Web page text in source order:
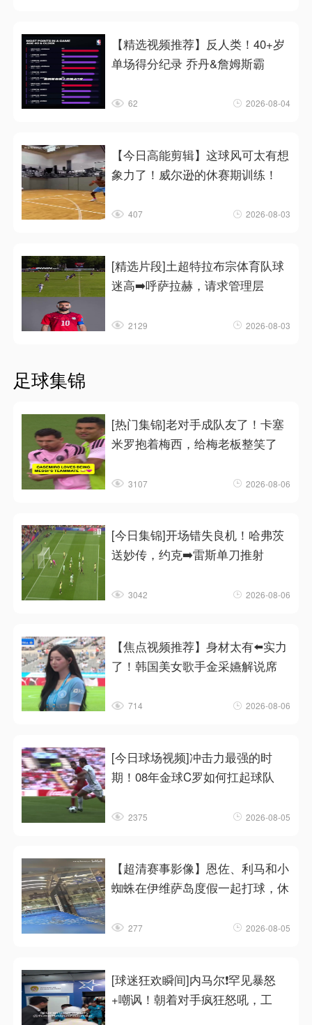
【精选视频推荐】反人类！40+岁
单场得分纪录 乔丹&詹姆斯霸
62 2026-08-04
【今日高能剪辑】这球风可太有想
象力了！威尔逊的休赛期训练！
407 2026-08-03
[精选片段]土超特拉布宗体育队球
迷高➡️呼萨拉赫，请求管理层
2129 2026-08-03
足球集锦
[热门集锦]老对手成队友了！卡塞
米罗抱着梅西，给梅老板整笑了
3107 2026-08-06
[今日集锦]开场错失良机！哈弗茨
送妙传，约克➡️雷斯单刀推射
3042 2026-08-06
【焦点视频推荐】身材太有⬅️实力
了！韩国美女歌手金采嬿解说席
714 2026-08-06
[今日球场视频]冲击力最强的时
期！08年金球C罗如何扛起球队
2375 2026-08-05
【超清赛事影像】恩佐、利马和小
蜘蛛在伊维萨岛度假一起打球，休
277 2026-08-05
[球迷狂欢瞬间]内马尔❗罕见暴怒
+嘲讽！朝着对手疯狂怒吼，工